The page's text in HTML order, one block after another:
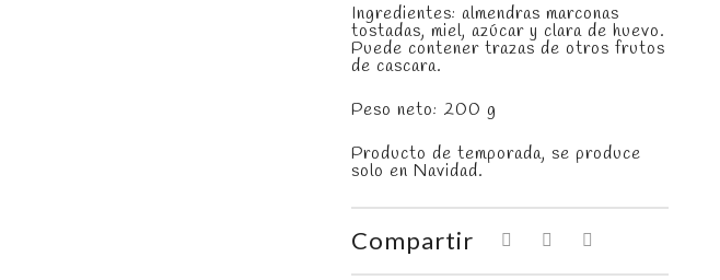
Ingredientes: almendras marconas
tostadas, miel, azúcar y clara de huevo.
Puede contener trazas de otros frutos
de cascara.
Peso neto: 200 g
Producto de temporada, se produce
solo en Navidad.
Compartir